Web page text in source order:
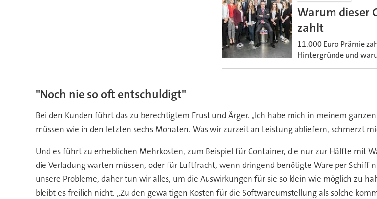
Warum dieser
zahlt
11.000 Euro Prämie
Hintergründe und
"Noch nie so oft entschuldigt"
Bei den Kunden führt das zu berechtigtem Frust und Ärger. „Ich habe mich in meinem
müssen wie in den letzten sechs Monaten. Was wir zurzeit an Leistung abliefern, schmerzt
Und es führt zu erheblichen Mehrkosten, zum Beispiel für Container, die nur zur Hälfte mit
die Verladung warten müssen, oder für Luftfracht, wenn dringend benötigte Ware per Schiff
unsere Probleme, daher tun wir alles, um die Auswirkungen für sie so klein wie möglich zu
bleibt es freilich nicht. „Zu den gewaltigen Kosten für die Softwareumstellung als solche